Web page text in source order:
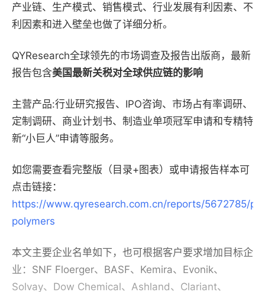
产业链、生产模式、销售模式、行业发展有利因素、不
利因素和进入壁垒也做了详细分析。
QYResearch全球领先的市场调查及报告出版商，最新
报告包含美国最新关税对全球供应链的影响
主营产品:行业研究报告、IPO咨询、市场占有率调研、
定制调研、商业计划书、制造业单项冠军申请和专精特
新“小巨人”申请等服务。
如您需要查看完整版（目录+图表）或申请报告样本可
点击链接：
https://www.qyresearch.com.cn/reports/5672785/
polymers
本文主要企业名单如下，也可根据客户要求增加目标企
业：SNF Floerger、BASF、Kemira、Evonik、
Solvay、Dow Chemical、Ashland、Clariant、